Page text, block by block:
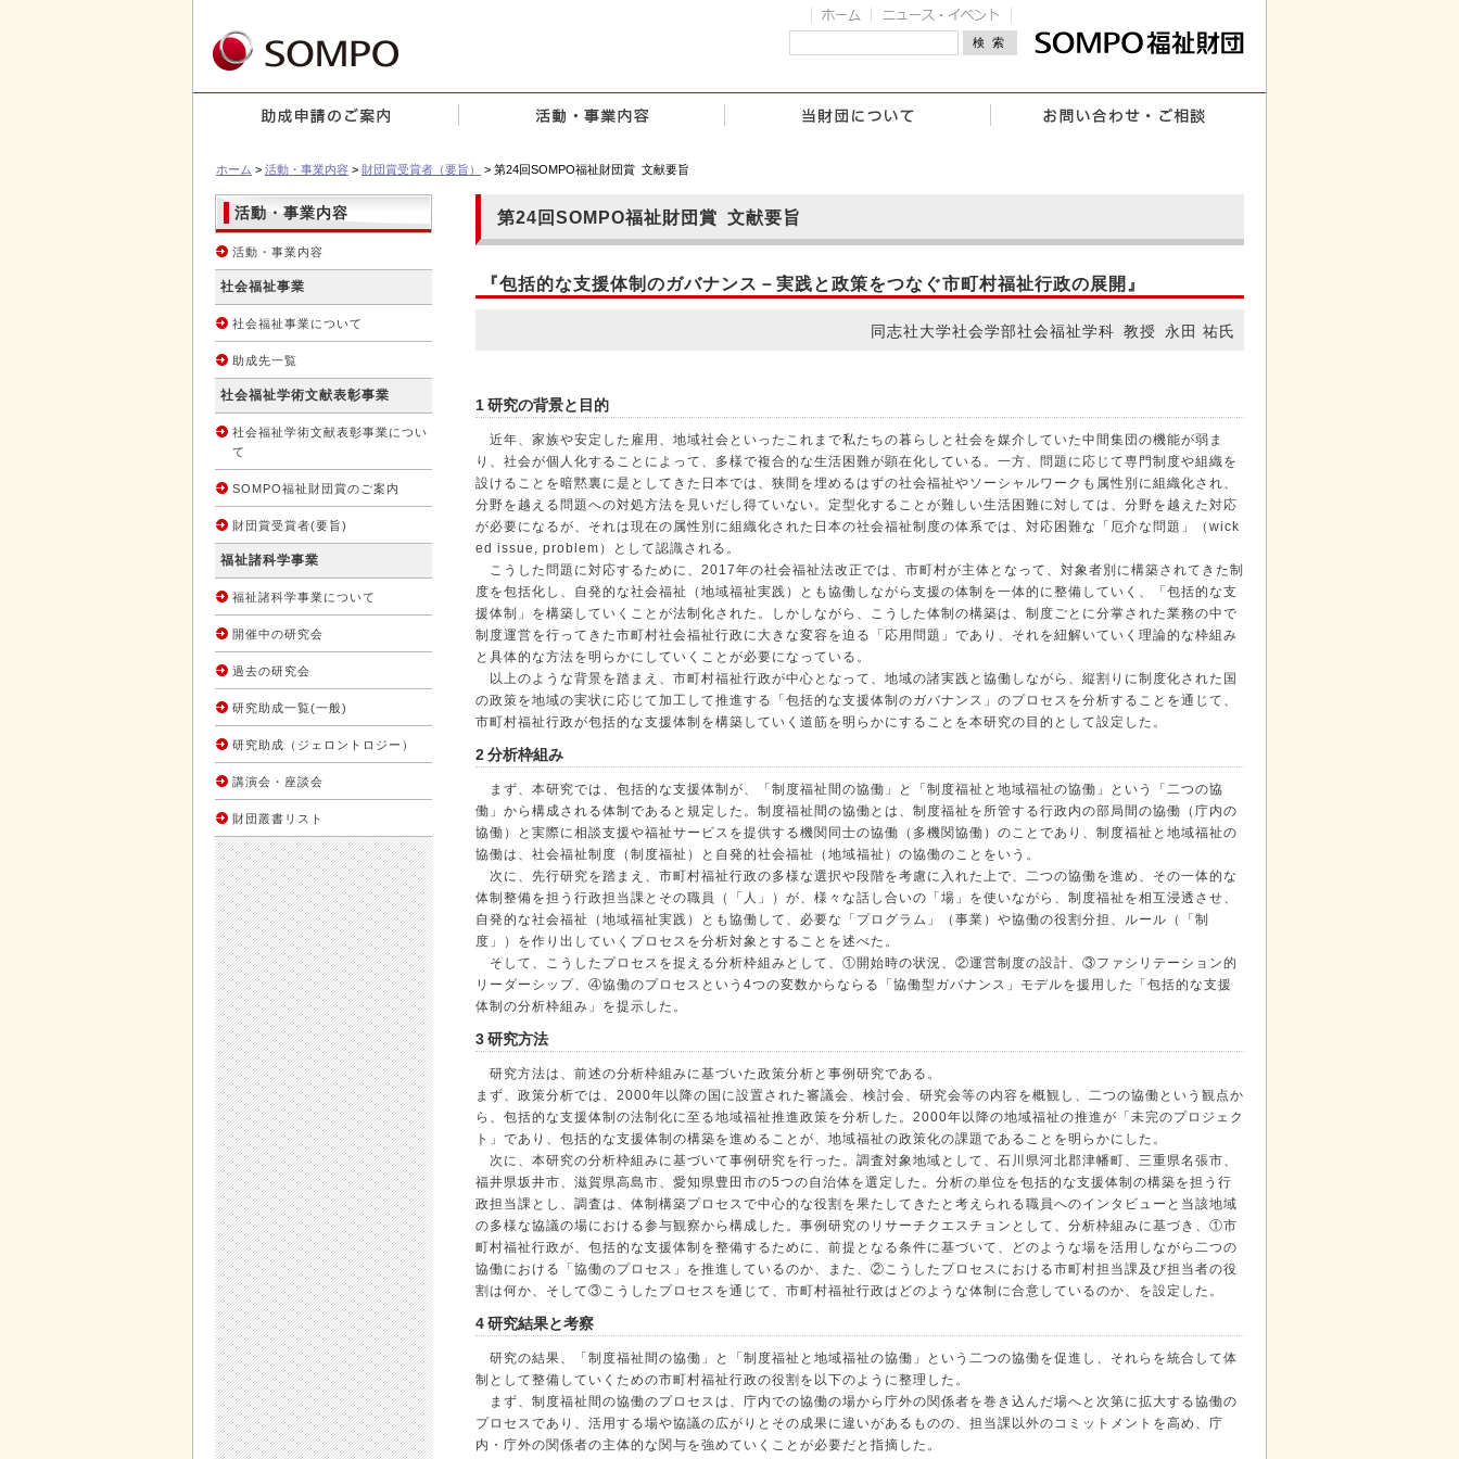
ホーム > 活動・事業内容 > 財団賞受賞者（要旨） > 第24回SOMPO福祉財団賞 文献要旨
第24回SOMPO福祉財団賞 文献要旨
『包括的な支援体制のガバナンス－実践と政策をつなぐ市町村福祉行政の展開』
同志社大学社会学部社会福祉学科 教授 永田 祐氏
1 研究の背景と目的
近年、家族や安定した雇用、地域社会といったこれまで私たちの暮らしと社会を媒介していた中間集団の機能が弱ま
り、社会が個人化することによって、多様で複合的な生活困難が顕在化している。一方、問題に応じて専門制度や組織を
設けることを暗黙裏に是としてきた日本では、狭間を埋めるはずの社会福祉やソーシャルワークも属性別に組織化され、
分野を越える問題への対処方法を見いだし得ていない。定型化することが難しい生活困難に対しては、分野を越えた対応
が必要になるが、それは現在の属性別に組織化された日本の社会福祉制度の体系では、対応困難な「厄介な問題」（wick
ed issue, problem）として認識される。
こうした問題に対応するために、2017年の社会福祉法改正では、市町村が主体となって、対象者別に構築されてきた制
度を包括化し、自発的な社会福祉（地域福祉実践）とも協働しながら支援の体制を一体的に整備していく、「包括的な支
援体制」を構築していくことが法制化された。しかしながら、こうした体制の構築は、制度ごとに分掌された業務の中で
制度運営を行ってきた市町村社会福祉行政に大きな変容を迫る「応用問題」であり、それを紐解いていく理論的な枠組み
と具体的な方法を明らかにしていくことが必要になっている。
以上のような背景を踏まえ、市町村福祉行政が中心となって、地域の諸実践と協働しながら、縦割りに制度化された国
の政策を地域の実状に応じて加工して推進する「包括的な支援体制のガバナンス」のプロセスを分析することを通じて、
市町村福祉行政が包括的な支援体制を構築していく道筋を明らかにすることを本研究の目的として設定した。
2 分析枠組み
まず、本研究では、包括的な支援体制が、「制度福祉間の協働」と「制度福祉と地域福祉の協働」という「二つの協
働」から構成される体制であると規定した。制度福祉間の協働とは、制度福祉を所管する行政内の部局間の協働（庁内の
協働）と実際に相談支援や福祉サービスを提供する機関同士の協働（多機関協働）のことであり、制度福祉と地域福祉の
協働は、社会福祉制度（制度福祉）と自発的社会福祉（地域福祉）の協働のことをいう。
次に、先行研究を踏まえ、市町村福祉行政の多様な選択や段階を考慮に入れた上で、二つの協働を進め、その一体的な
体制整備を担う行政担当課とその職員（「人」）が、様々な話し合いの「場」を使いながら、制度福祉を相互浸透させ、
自発的な社会福祉（地域福祉実践）とも協働して、必要な「プログラム」（事業）や協働の役割分担、ルール（「制
度」）を作り出していくプロセスを分析対象とすることを述べた。
そして、こうしたプロセスを捉える分析枠組みとして、①開始時の状況、②運営制度の設計、③ファシリテーション的
リーダーシップ、④協働のプロセスという4つの変数からならる「協働型ガバナンス」モデルを援用した「包括的な支援
体制の分析枠組み」を提示した。
3 研究方法
研究方法は、前述の分析枠組みに基づいた政策分析と事例研究である。
まず、政策分析では、2000年以降の国に設置された審議会、検討会、研究会等の内容を概観し、二つの協働という観点か
ら、包括的な支援体制の法制化に至る地域福祉推進政策を分析した。2000年以降の地域福祉の推進が「未完のプロジェク
ト」であり、包括的な支援体制の構築を進めることが、地域福祉の政策化の課題であることを明らかにした。
次に、本研究の分析枠組みに基づいて事例研究を行った。調査対象地域として、石川県河北郡津幡町、三重県名張市、
福井県坂井市、滋賀県高島市、愛知県豊田市の5つの自治体を選定した。分析の単位を包括的な支援体制の構築を担う行
政担当課とし、調査は、体制構築プロセスで中心的な役割を果たしてきたと考えられる職員へのインタビューと当該地域
の多様な協議の場における参与観察から構成した。事例研究のリサーチクエスチョンとして、分析枠組みに基づき、①市
町村福祉行政が、包括的な支援体制を整備するために、前提となる条件に基づいて、どのような場を活用しながら二つの
協働における「協働のプロセス」を推進しているのか、また、②こうしたプロセスにおける市町村担当課及び担当者の役
割は何か、そして③こうしたプロセスを通じて、市町村福祉行政はどのような体制に合意しているのか、を設定した。
4 研究結果と考察
研究の結果、「制度福祉間の協働」と「制度福祉と地域福祉の協働」という二つの協働を促進し、それらを統合して体
制として整備していくための市町村福祉行政の役割を以下のように整理した。
まず、制度福祉間の協働のプロセスは、庁内での協働の場から庁外の関係者を巻き込んだ場へと次第に拡大する協働の
プロセスであり、活用する場や協議の広がりとその成果に違いがあるものの、担当課以外のコミットメントを高め、庁
内・庁外の関係者の主体的な関与を強めていくことが必要だと指摘した。
活動・事業内容
活動・事業内容
社会福祉事業
社会福祉事業について
助成先一覧
社会福祉学術文献表彰事業
社会福祉学術文献表彰事業につい
て
SOMPO福祉財団賞のご案内
財団賞受賞者(要旨)
福祉諸科学事業
福祉諸科学事業について
開催中の研究会
過去の研究会
研究助成一覧(一般)
研究助成（ジェロントロジー）
講演会・座談会
財団叢書リスト